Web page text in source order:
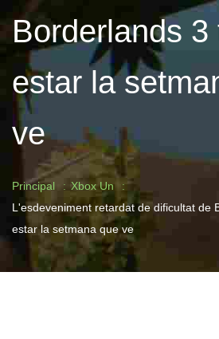
Borderlands 3
estar la
ve
Principal
Xbox Un
L'esdeveniment retardat de dificultat de
estar la setmana que ve